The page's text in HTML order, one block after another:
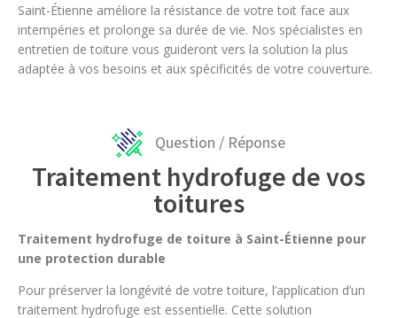
Question / Réponse
Traitement hydrofuge de vos
toitures
Traitement hydrofuge de toiture à Saint-Étienne pour
une protection durable
Pour préserver la longévité de votre toiture, l’application d’un
traitement hydrofuge est essentielle. Cette solution
Saint-Étienne améliore la résistance de votre toit face aux
intempéries et prolonge sa durée de vie. Nos spécialistes en
entretien de toiture vous guideront vers la solution la plus
adaptée à vos besoins et aux spécificités de votre couverture.